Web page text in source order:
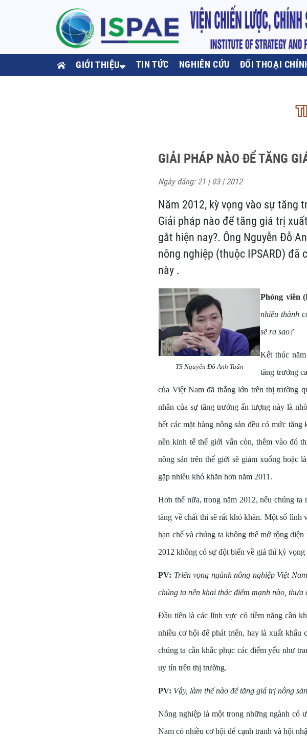
GIỚI THIỆU TIN TỨC NGHIÊN CỨU ĐỐI THOẠI
GIẢI PHÁP NÀO ĐỂ TĂNG
Ngày đăng: 21 | 03 | 2012
Năm 2012, kỳ vọng vào sự tăng
Giải pháp nào để tăng giá trị
gắt hiện nay?. Ông Nguyễn Đỗ
nông nghiệp (thuộc IPSARD)
này .
TS Nguyễn Đỗ Anh Tuấn
Phóng viên
nhiều thành
sẽ ra sao?
Kết thúc
tăng trưởng
của Việt Nam đã thắng lớn trên thị trường
nhân của sự tăng trưởng ấn tượng này là
hết các mặt hàng nông sản đều có mức
nền kinh tế thế giới vẫn còn, thêm vào đó
nông sản trên thế giới sẽ giảm xuống hoặc
gặp nhiều khó khăn hơn năm 2011.
Hơn thế nữa, trong năm 2012, nếu chúng
tăng về chất thì sẽ rất khó khăn. Một số
hạn chế và chúng ta không thể mở rộng
2012 không có sự đột biến về giá thì kỳ
PV: Triển vọng ngành nông nghiệp Việt
chúng ta nên khai thác điểm mạnh nào, thưa
Đầu tiên là các lĩnh vực có tiềm năng cần
nhiều cơ hội để phát triển, hay là xuất khẩu
chúng ta cần khắc phục các điểm yếu như
uy tín trên thị trường.
PV: Vậy, làm thế nào để tăng giá trị nông
Nông nghiệp là một trong những ngành có
Nam có nhiều cơ hội để cạnh tranh và hội